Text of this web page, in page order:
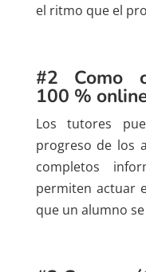
el ritmo que el
#2 Como
100 %
Los tutores
progreso de los
completos
permiten actuar
que un alumno